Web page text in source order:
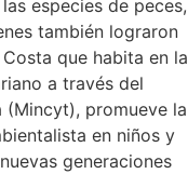
especies de peces,
también lograron
que habita en la
a través del
(Mincyt), promueve la
en niños y
generaciones